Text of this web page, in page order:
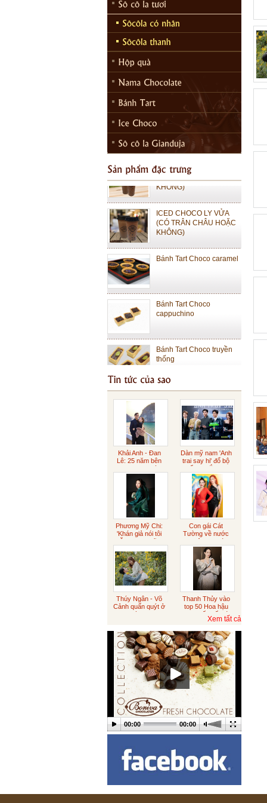
HOẶC KHÔNG)
ICED CHOCO MOKA LY
VỪA (CÓ TRÂN CHÂU
HOẶC KHÔNG)
(CÓ TRÂN CHÂU HOẶC
KHÔNG)
ICED CHOCO LY VỬA
(CÓ TRÂN CHÂU HOẶC
KHÔNG)
Bánh Tart Choco caramel
Bánh Tart Choco
cappuchino
Bánh Tart Choco truyền
thống
Bánh Cheese Tart Lớn
Bánh Cheese Tart Nhỏ
Sôcôla Gianduja
Sôcôla rắc vàng
Sôcôla vỏ cam
Tết trung thu
Sôcôla Theo Yêu Cầu
Khách Hàng
Theo Yêu Cầu
ICED CHOCO MOKA LY
Khải Anh - Đan
Lê: 25 năm bên
nhau ngọt ngào
Dàn mỹ nam 'Anh
trai say hi' đổ bộ
buổi ra mắt phim
Phương Mỹ Chi:
'Khán giả nói tôi
diễn sượng cũng
Con gái Cát
Tường về nước
xin việc sau tám
năm du học
Australia
Thúy Ngân - Võ
Cảnh quấn quýt ở
Đà Lạt
Thanh Thủy vào
top 50 Hoa hậu
đẹp nhất thế giới
Xem tất cả
00:00 00:00